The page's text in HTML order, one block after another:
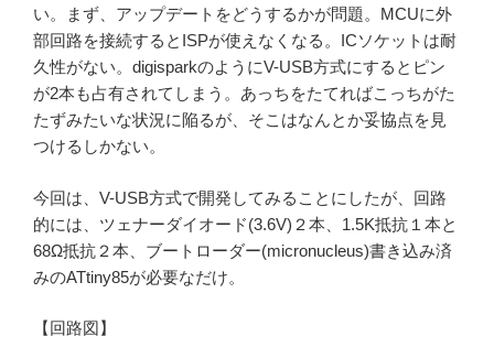
い。まず、アップデートをどうするかが問題。MCUに外
部回路を接続するとISPが使えなくなる。ICソケットは耐
久性がない。digisparkのようにV-USB方式にするとピン
が2本も占有されてしまう。あっちをたてればこっちがた
たずみたいな状況に陥るが、そこはなんとか妥協点を見
つけるしかない。
今回は、V-USB方式で開発してみることにしたが、回路
的には、ツェナーダイオード(3.6V)２本、1.5K抵抗１本と
68Ω抵抗２本、ブートローダー(micronucleus)書き込み済
みのATtiny85が必要なだけ。
【回路図】